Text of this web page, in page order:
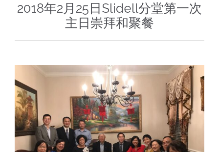
2018年2月25日Slidell分堂第一次
主日崇拜和聚餐